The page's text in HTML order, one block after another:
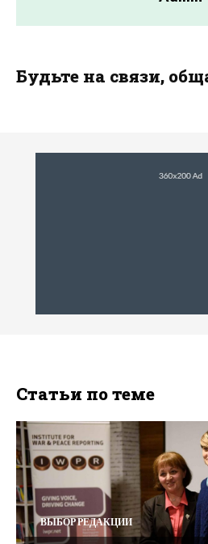
Будьте на связи,
Статьи по теме
ВЫБОР РЕДАКЦИИ